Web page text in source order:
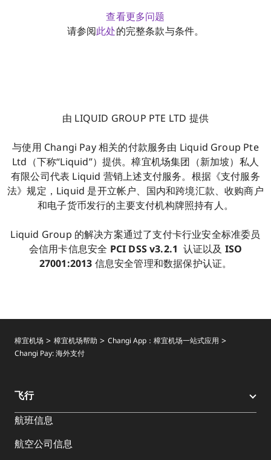
查看更多问题
请参阅此处的完整条款与条件。
由 LIQUID GROUP PTE LTD 提供
与使用 Changi Pay 相关的付款服务由 Liquid Group Pte
Ltd（下称“Liquid”）提供。樟宜机场集团（新加坡）私人
有限公司代表 Liquid 营销上述支付服务。根据《支付服务
法》规定，Liquid 是开立帐户、国内和跨境汇款、收购商户
和电子货币发行的主要支付机构牌照持有人。
Liquid Group 的解决方案通过了支付卡行业安全标准委员
会信用卡信息安全 PCI DSS v3.2.1 认证以及 ISO
27001:2013 信息安全管理和数据保护认证。
樟宜机场 樟宜机场帮助
Changi App：樟宜机场一站式应用
Changi Pay: 海外支付
飞行
航班信息
航空公司信息